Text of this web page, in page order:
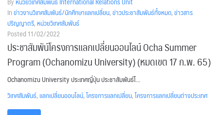
Inข่าวงานวิเทศสัมพันธ์/นักศึกษาแลกเปลี่ยน,ข่าวประชาสัมพันธ์ทั้งหมด,ข่าวสาร
ปริญญาตรี,หน่วยวิเทศสัมพันธ์
Posted 11/02/2022
ประชาสัมพัน์โครงการแลกเปลี่ยนออนไลน์ Ocha Summer
Program (Ochanomizu University) (หมดเขต 17 ก.พ. 65)
Ochanomizu University ประเทศญี่ปุ่น ประชาสัมพันธ์โ...
วิเทศสัมพันธ์,แลกเปลี่ยนออนไลน์,โครงการแลกเปลี่ยน,โครงการแลกเปลี่ยนต่างประเทศ